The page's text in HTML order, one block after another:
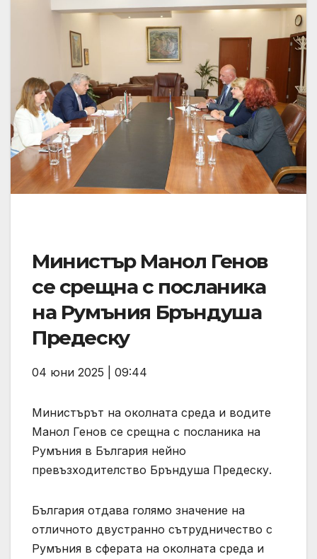
Министър Манол Генов
се срещна с посланика
на Румъния Бръндуша
Предеску
04 юни 2025 | 09:44
Министърът на околната среда и водите
Манол Генов се срещна с посланика на
Румъния в България нейно
превъзходителство Бръндуша Предеску.
България отдава голямо значение на
отличното двустранно сътрудничество с
Румъния в сферата на околната среда и